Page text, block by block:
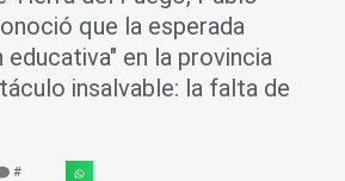
que la esperada
en la provincia
insalvable: la falta de
#